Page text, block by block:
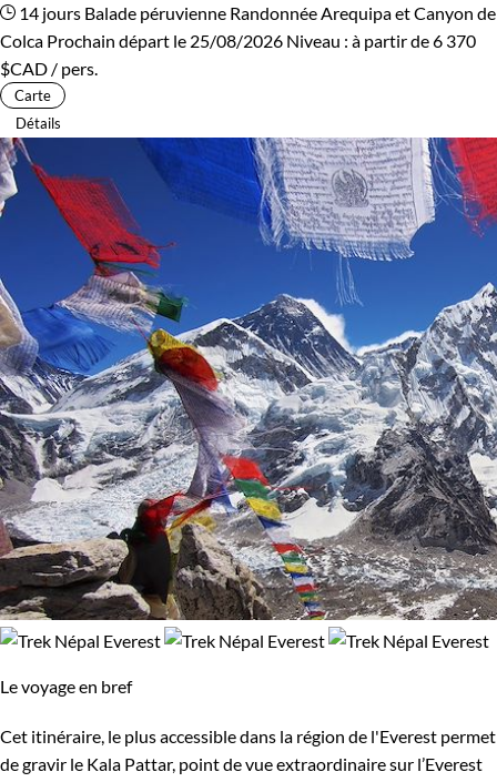
14 jours Balade péruvienne Randonnée Arequipa et Canyon de
Colca Prochain départ le 25/08/2026 Niveau : à partir de6 370
$CAD / pers.
Carte
Détails
Le voyage en bref
Cet itinéraire, le plus accessible dans la région de l'Everest permet
de gravir le Kala Pattar, point de vue extraordinaire sur l’Everest